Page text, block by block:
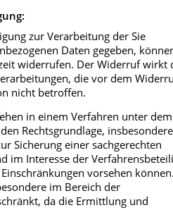
:
zur Verarbeitung der Sie
Daten gegeben,
widerrufen. Der Widerruf wirkt
die vor dem
nicht betroffen.
in einem Verfahren unter dem
Rechtsgrundlage,
Sicherung einer sachgerechten
im Interesse der
vorsehen
im Bereich der
da die Ermittlung und